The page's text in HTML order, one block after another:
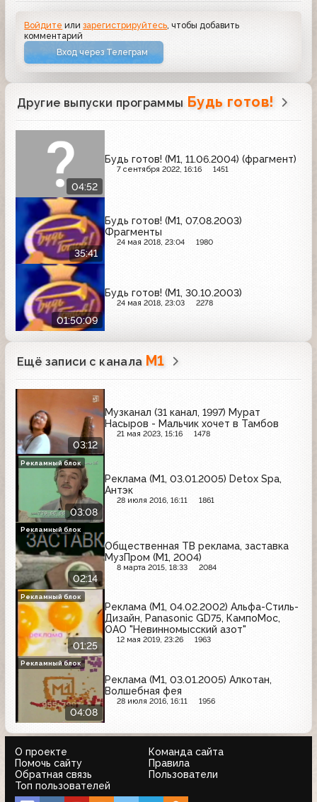
Войдите илизарегистрируйтесь , чтобы добавить
комментарий
Вход через Телеграм
Другие выпуски программы Будь готов!
04:52
Будь готов! (М1, 11.06.2004) (фрагмент)
7 сентября 2022, 16:16 1451
35:41
Будь готов! (М1, 07.08.2003)
Фрагменты
24 мая 2018, 23:04 1980
01:50:09
Будь готов! (М1, 30.10.2003)
24 мая 2018, 23:03 2278
Ещё записи с канала М1
03:12
Музканал (31 канал, 1997) Мурат
Насыров - Мальчик хочет в Тамбов
21 мая 2023, 15:16 1478
03:08
Реклама (М1, 03.01.2005) Detox Spa,
Антэк
28 июля 2016, 16:11 1861
Рекламный блок
02:14
Общественная ТВ реклама, заставка
МузПром (М1, 2004)
8 марта 2015, 18:33 2084
Рекламный блок
01:25
Реклама (М1, 04.02.2002) Альфа-Стиль-
Дизайн, Panasonic GD75, КампоМос,
ОАО "Невинномысский азот"
12 мая 2019, 23:26 1963
Рекламный блок
04:08
Реклама (М1, 03.01.2005) Алкотан,
Волшебная фея
28 июля 2016, 16:11 1956
Рекламный блок
О проекте
Команда сайта
Помочь сайту
Правила
Обратная связь
Пользователи
Топ пользователей